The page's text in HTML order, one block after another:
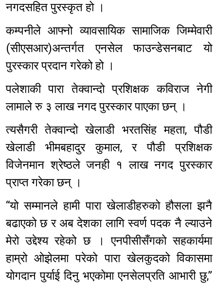
नगदसहित पुरस्कृत हो ।
कम्पनीले आफ्नो व्यावसायिक सामाजिक जिम्मेवारी
(सीएसआर)अन्तर्गत एनसेल फाउन्डेसनबाट यो
पुरस्कार प्रदान गरेको हो ।
पलेशाकी पारा तेक्वान्दो प्रशिक्षक कविराज नेगी
लामाले रु ३ लाख नगद पुरस्कार पाएका छन् ।
त्यसैगरी तेक्वान्दो खेलाडी भरतसिंह महता, पौडी
खेलाडी भीमबहादुर कुमाल, र पौडी प्रशिक्षक
विजेनमान श्रेष्ठले जनही १ लाख नगद पुरस्कार
प्राप्त गरेका छन् ।
“यो सम्मानले हामी पारा खेलाडीहरुको हौसला झनै
बढाएको छ र अब देशका लागि स्वर्ण पदक नै ल्याउने
मेरो उद्देश्य रहेको छ । एनपीसीसँगको सहकार्यमा
हाम्रो ओझेलमा परेको पारा खेलकुदको विकासमा
योगदान पुर्याई दिनु भएकोमा एनसेलप्रति आभारी छु,”